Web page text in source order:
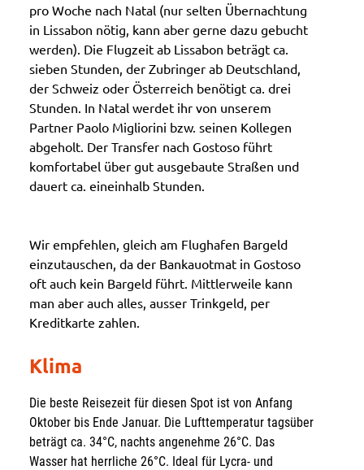
pro Woche nach Natal (nur selten Übernachtung
in Lissabon nötig, kann aber gerne dazu gebucht
werden). Die Flugzeit ab Lissabon beträgt ca.
sieben Stunden, der Zubringer ab Deutschland,
der Schweiz oder Österreich benötigt ca. drei
Stunden. In Natal werdet ihr von unserem
Partner Paolo Migliorini bzw. seinen Kollegen
abgeholt. Der Transfer nach Gostoso führt
komfortabel über gut ausgebaute Straßen und
dauert ca. eineinhalb Stunden.
Wir empfehlen, gleich am Flughafen Bargeld
einzutauschen, da der Bankauotmat in Gostoso
oft auch kein Bargeld führt. Mittlerweile kann
man aber auch alles, ausser Trinkgeld, per
Kreditkarte zahlen.
Klima
Die beste Reisezeit für diesen Spot ist von Anfang
Oktober bis Ende Januar. Die Lufttemperatur tagsüber
beträgt ca. 34°C, nachts angenehme 26°C. Das
Wasser hat herrliche 26°C. Ideal für Lycra- und